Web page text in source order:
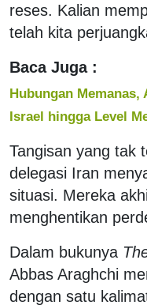
reses. Kalian
telah kita
Baca Juga :
Hubungan
Israel hingga Level
Tangisan yang tak
delegasi Iran
situasi. Mereka
menghentikan
Dalam bukunya
Abbas Araghchi
dengan satu